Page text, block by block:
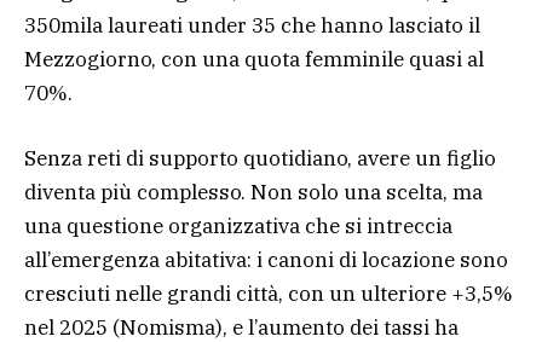
350mila laureati under 35 che hanno lasciato il
Mezzogiorno, con una quota femminile quasi al
70%.
Senza reti di supporto quotidiano, avere un figlio
diventa più complesso. Non solo una scelta, ma
una questione organizzativa che si intreccia
all’emergenza abitativa: i canoni di locazione sono
cresciuti nelle grandi città, con un ulteriore +3,5%
nel 2025 (Nomisma), e l’aumento dei tassi ha